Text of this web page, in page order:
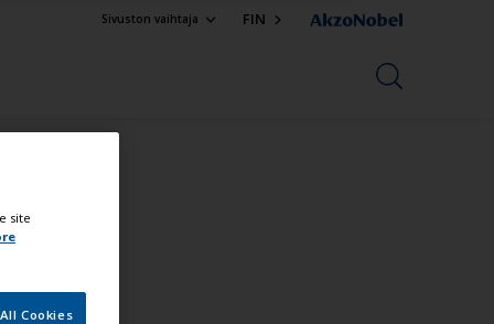
Sivuston vaihtaja FIN
site
Cookies